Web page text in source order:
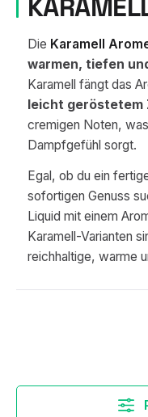
Die Karamell
warmen, tiefen
Karamell fängt das
leicht geröstetem
cremigen Noten,
Dampfgefühl sorgt.
Egal, ob du ein
sofortigen Genuss
Liquid mit einem
Karamell-Varianten
reichhaltige, warme